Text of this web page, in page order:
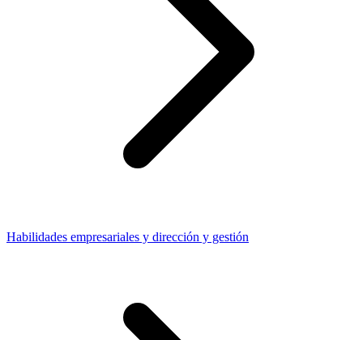
Habilidades empresariales y dirección y gestión